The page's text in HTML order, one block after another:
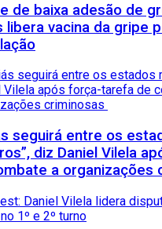
de baixa adesão de
libera vacina da gripe
seguirá entre os
diz Daniel Vilela
a organizações